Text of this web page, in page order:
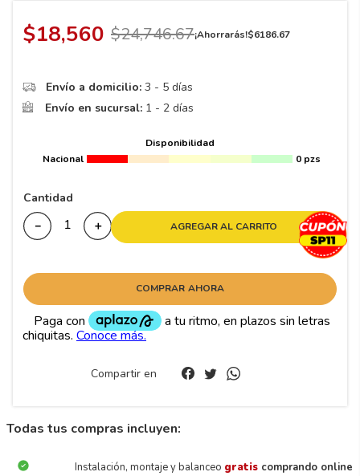
$18,560 $24,746.67¡Ahorrarás!$6186.67
Envío a domicilio: 3 - 5 días
Envío en sucursal: 1 - 2 días
Disponibilidad
Nacional
0 pzs
Cantidad
＋
－ AGREGAR AL CARRITO
COMPRAR AHORA
Compartir en
Todas tus compras incluyen:
Instalación, montaje y balanceo gratis comprando online
9. 195